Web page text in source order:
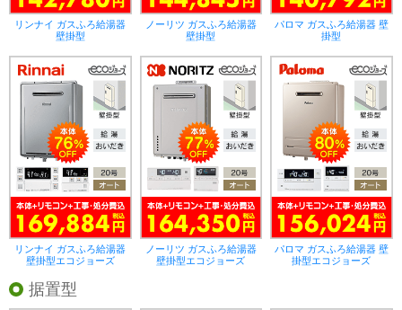
リンナイ ガスふろ給湯器
壁掛型
ノーリツ ガスふろ給湯器
壁掛型
パロマ ガスふろ給湯器 壁
掛型
リンナイ ガスふろ給湯器
壁掛型エコジョーズ
ノーリツ ガスふろ給湯器
壁掛型エコジョーズ
パロマ ガスふろ給湯器 壁
掛型エコジョーズ
据置型